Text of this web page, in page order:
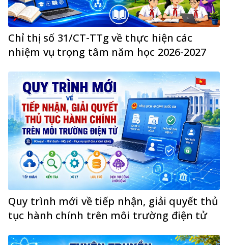
Chỉ thị số 31/CT-TTg về thực hiện các
nhiệm vụ trọng tâm năm học 2026-2027
Quy trình mới về tiếp nhận, giải quyết thủ
tục hành chính trên môi trường điện tử